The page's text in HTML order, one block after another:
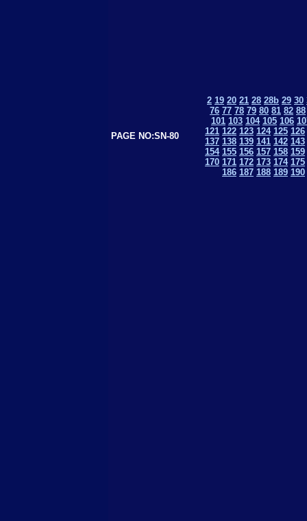
PAGE NO:SN-80
2 19 20 21 28 28b 29 30
76 77 78 79 80 81 82 88
101 103 104 105 106
121 122 123 124 125 126
137 138 139 141 142 143
154 155 156 157 158 159
170 171 172 173 174 175
186 187 188 189 190